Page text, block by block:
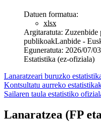
Datuen formatua:
xlsx
Argitaratuta: Zuzenbide
publikoakLanbide -
Eguneratuta: 2026/07/03
Estatistika (ez-ofiziala)
Lanaratzeari buruzko
Kontsultatu aurreko
Sailaren taula estatistiko
Lanaratzea (FP